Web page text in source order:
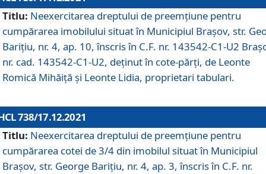
Titlu: Neexercitarea dreptului de preemţiune pentru
cumpărarea imobilului situat în Municipiul Braşov, str.
Barițiu, nr. 4, ap. 10, înscris în C.F. nr. 143542-C1-U2
nr. cad. 143542-C1-U2, deținut în cote-părți, de Leonte
Romică Mihăiță și Leonte Lidia, proprietari tabulari.
738/17.12.2021
Titlu: Neexercitarea dreptului de preemţiune pentru
cumpărarea cotei de 3/4 din imobilul situat în Municipiul
Braşov, str. George Barițiu, nr. 4, ap. 3, înscris în C.F. nr.